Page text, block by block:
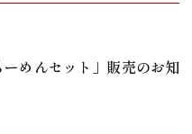
ーめんセット」販売のお知